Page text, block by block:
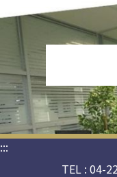
:::
TEL : 04-